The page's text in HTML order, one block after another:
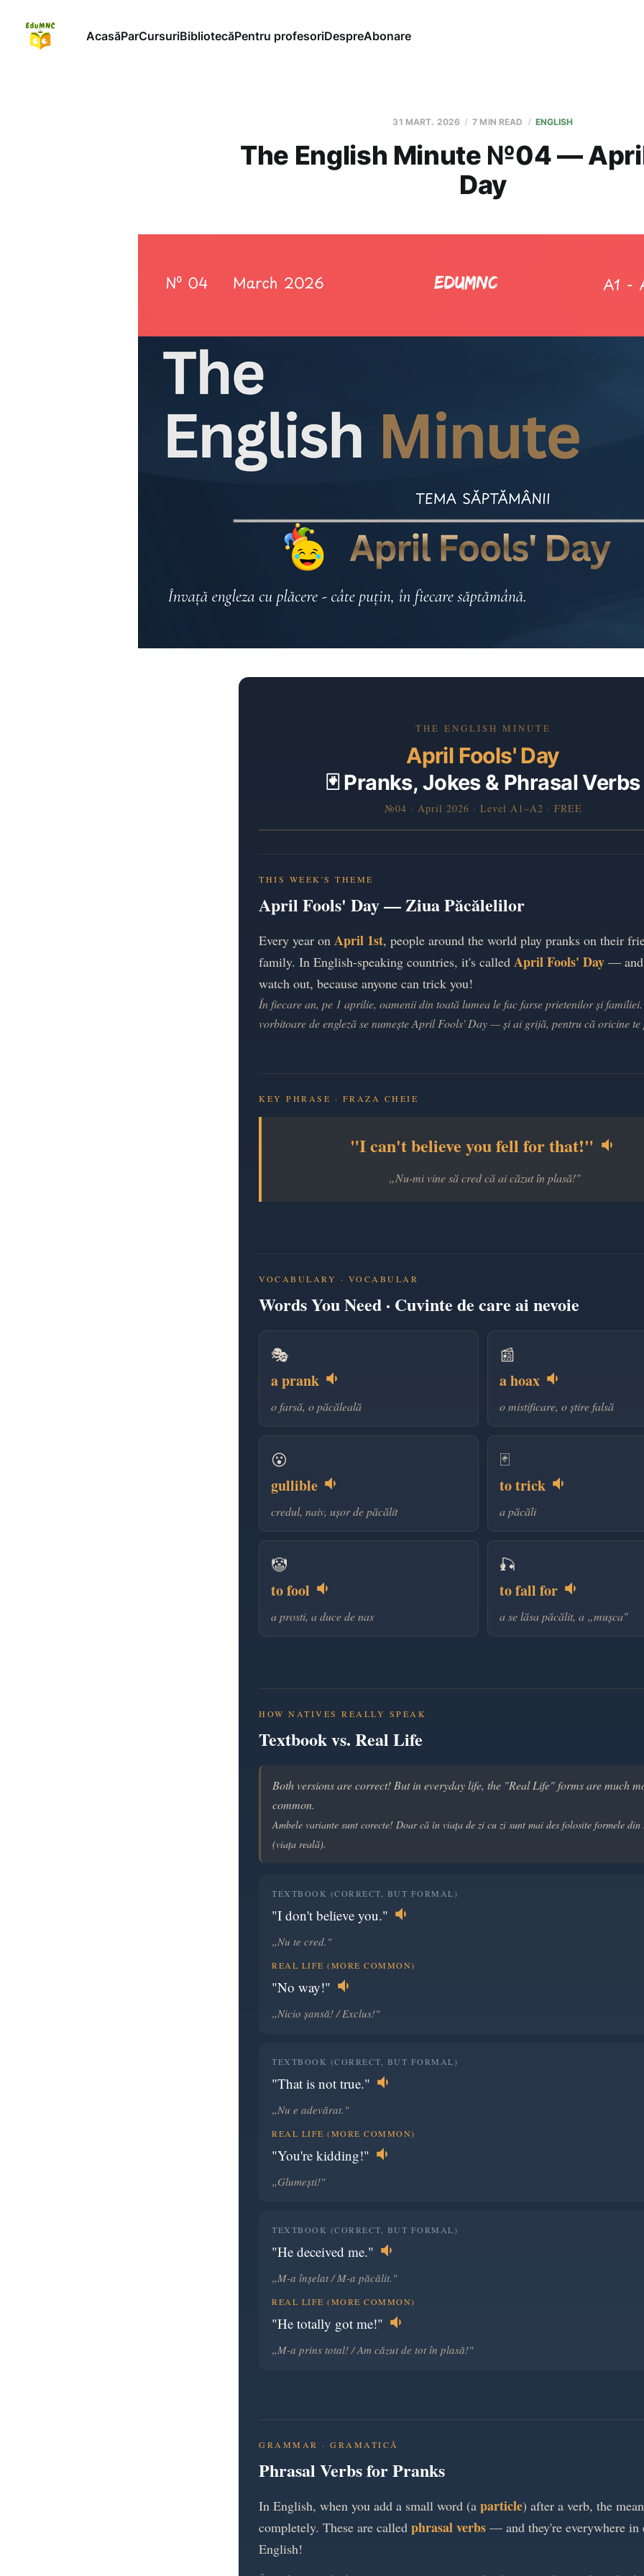
AcasăParCursuriBibliotecăPentru profesoriDespreAbonare
31 MART. 2026 7 MIN READ ENGLISH
The English Minute №04 —
Day
THE ENGLISH MINUTE
April Fools' Day
🃏 Pranks, Jokes & Phrasal Verbs
№04 · April 2026 · Level A1–A2 · FREE
THIS WEEK'S THEME
April Fools' Day — Ziua Păcălelilor
Every year on April 1st, people around the world play pranks on their
family. In English-speaking countries, it's called April Fools' Day — and
watch out, because anyone can trick you!
În fiecare an, pe 1 aprilie, oamenii din toată lumea le fac farse prietenilor și
vorbitoare de engleză se numește April Fools' Day — și ai grijă, pentru că oricine
KEY PHRASE · FRAZA CHEIE
"I can't believe you fell for that!"
„Nu-mi vine să cred că ai căzut în plasă!"
VOCABULARY · VOCABULAR
Words You Need · Cuvinte de care ai nevoie
🎭
a prank
o farsă, o păcăleală
📰
a hoax
o mistificare, o știre falsă
😮
gullible
credul, naiv, ușor de păcălit
🃏
to trick
a păcăli
🤡
to fool
a prosti, a duce de nas
🎣
to fall for
a se lăsa păcălit, a „mușca"
HOW NATIVES REALLY SPEAK
Textbook vs. Real Life
Both versions are correct! But in everyday life, the "Real Life" forms are much
common.
Ambele variante sunt corecte! Doar că în viața de zi cu zi sunt mai des folosite formele
(viața reală).
TEXTBOOK (CORRECT, BUT FORMAL)
"I don't believe you."
„Nu te cred."
REAL LIFE (MORE COMMON)
"No way!"
„Nicio șansă! / Exclus!"
TEXTBOOK (CORRECT, BUT FORMAL)
"That is not true."
„Nu e adevărat."
REAL LIFE (MORE COMMON)
"You're kidding!"
„Glumești!"
TEXTBOOK (CORRECT, BUT FORMAL)
"He deceived me."
„M-a înșelat / M-a păcălit."
REAL LIFE (MORE COMMON)
"He totally got me!"
„M-a prins total! / Am căzut de tot în plasă!"
GRAMMAR · GRAMATICĂ
Phrasal Verbs for Pranks
In English, when you add a small word (a particle) after a verb, the
completely. These are called phrasal verbs — and they're everywhere in
English!